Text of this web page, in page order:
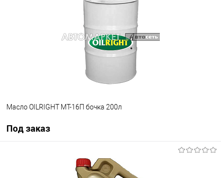
В наличии
Масло OILRIGHT МТ-16П бочка 200л
Под заказ
Под заказ